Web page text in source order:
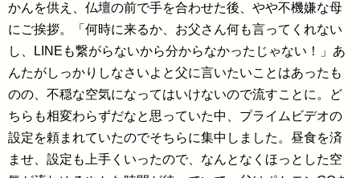
かんを供え、仏壇の前で手を合わせた後、やや不機嫌な母
にご挨拶。「何時に来るか、お父さん何も言ってくれない
し、LINEも繋がらないから分からなかったじゃない！」あ
んたがしっかりしなさいよと父に言いたいことはあったも
のの、不穏な空気になってはいけないので流すことに。ど
ちらも相変わらずだなと思っていた中、プライムビデオの
設定を頼まれていたのでそちらに集中しました。昼食を済
ませ、設定も上手くいったので、なんとなくほっとした空